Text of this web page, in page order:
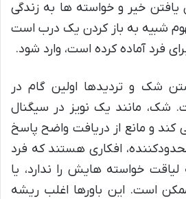
یافتن خیر و خواسته ها به زندگی
شبیه به باز کردن یک درب است
فرد آماده کرده است، وارد شود.
شک و تردیدها اولین گام در
شک، مانند یک نویز در سیگنال
کند و مانع از دریافت واضح پاسخ
افکاری هستند که فرد
خواسته هایش را ندارد، یا
است. این باورها اغلب ریشه